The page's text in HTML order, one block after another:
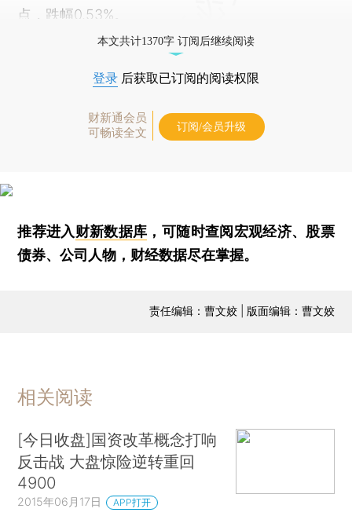
点，跌幅0.53%。
本文共计1370字 订阅后继续阅读
登录 后获取已订阅的阅读权限
财新通会员
可畅读全文
订阅/会员升级
推荐进入财新数据库 ，可随时查阅宏观经济、股票
债券、公司人物，财经数据尽在掌握。
责任编辑：曹文姣 | 版面编辑：曹文姣
相关阅读
[今日收盘]国资改革概念打响
反击战 大盘惊险逆转重回
4900
2015年06月17日 APP打开